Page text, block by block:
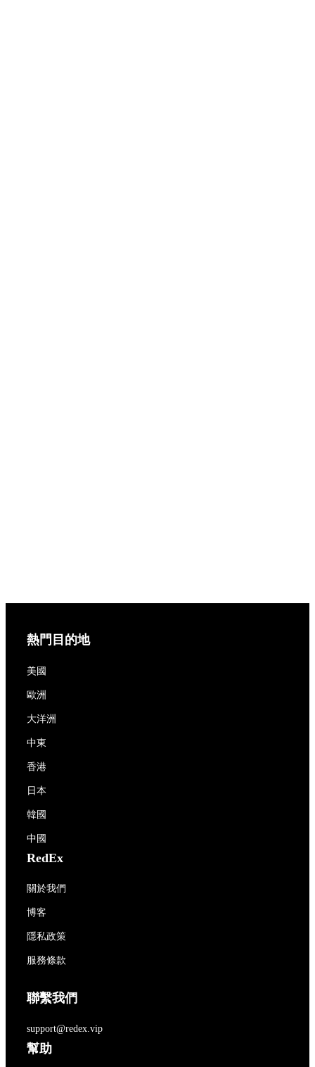
熱門目的地
美國
歐洲
大洋洲
中東
香港
日本
韓國
中國
RedEx
關於我們
博客
隱私政策
服務條款
聯繫我們
support@redex.vip
幫助